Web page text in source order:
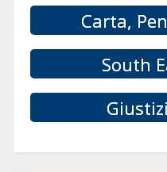
Carta,
South